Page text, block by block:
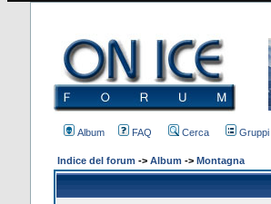
Album FAQ Cerca Gruppi
Indice del forum -> Album -> Montagna